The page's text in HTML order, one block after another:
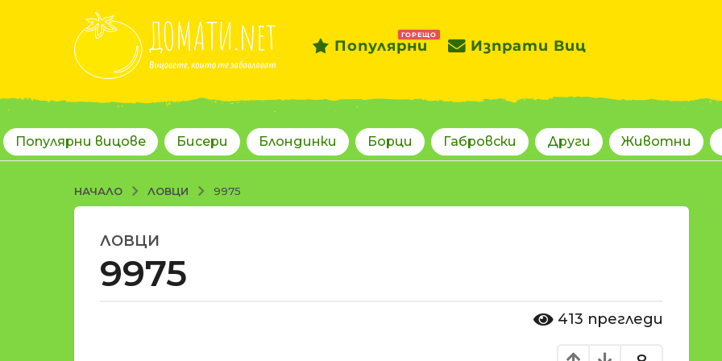
Популярни
ГОРЕЩО
Изпрати Виц
Популярни вицове Бисери Блондинки Борци Габровски Други Животни
НАЧАЛО ЛОВЦИ 9975
1
8
г
ЛОВЦИ
9975
413 прегледи